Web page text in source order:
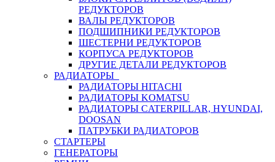
РЕДУКТОРОВ
ВАЛЫ РЕДУКТОРОВ
ПОДШИПНИКИ РЕДУКТОРОВ
ШЕСТЕРНИ РЕДУКТОРОВ
КОРПУСА РЕДУКТОРОВ
ДРУГИЕ ДЕТАЛИ РЕДУКТОРОВ
РАДИАТОРЫ
РАДИАТОРЫ HITACHI
РАДИАТОРЫ KOMATSU
РАДИАТОРЫ CATERPILLAR, HYUNDAI,
DOOSAN
ПАТРУБКИ РАДИАТОРОВ
СТАРТЕРЫ
ГЕНЕРАТОРЫ